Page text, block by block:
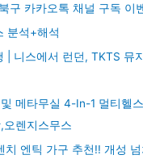
구 카카오톡 채널 구독 이
분석+해석
| 니스에서 런던, TKTS 뮤
메타무실 4-In-1 멀티헬
오렌지스무스
치 엔틱 가구 추천!! 개성